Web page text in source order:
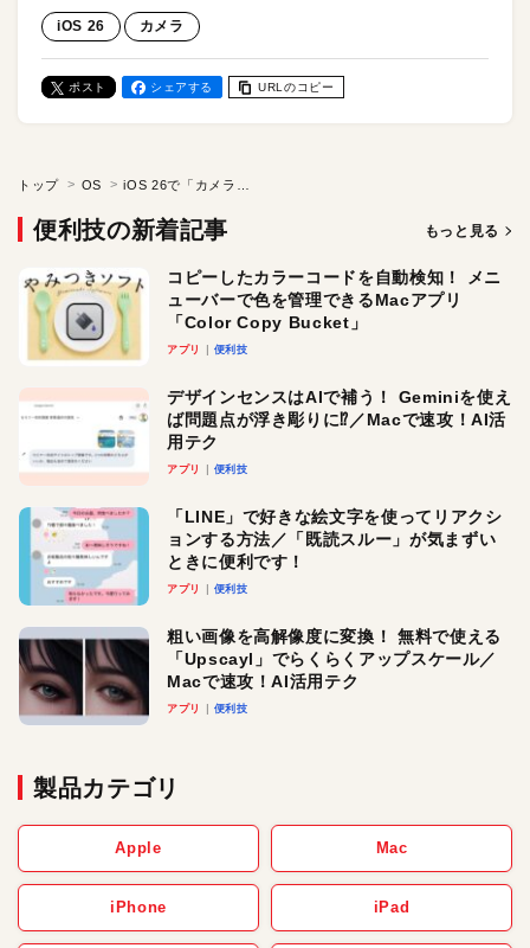
iOS 26 カメラ
ポスト シェアする URLのコピー
トップ OS
便利技の新着記事 もっと見る
コピーしたカラーコードを自動検知！ メニ
ューバーで色を管理できるMacアプリ
「Color Copy Bucket」
アプリ 便利技
デザインセンスはAIで補う！ Geminiを使え
ば問題点が浮き彫りに⁉︎／Macで速攻！AI活
用テク
アプリ 便利技
「LINE」で好きな絵文字を使ってリアクシ
ョンする方法／「既読スルー」が気まずい
ときに便利です！
アプリ 便利技
粗い画像を高解像度に変換！ 無料で使える
「Upscayl」でらくらくアップスケール／
Macで速攻！AI活用テク
アプリ 便利技
製品カテゴリ
Apple Mac
iPhone iPad